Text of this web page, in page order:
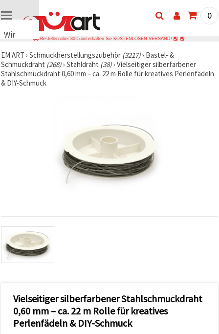
Wir
Cookies
🍪 Wir
verwenden
Cookies
Datenverkehr
zu
analysieren
sowie
relevantere
Inhalte und
Werbung
unserer
Partner für
Analyse
Marketing.
0
Bestellen über 80€ und erhalten Sie KOSTENLOSEN VERSAND!
EM ART › Schmuckherstellungszubehör (3217)› Bastel- &
Schmuckdraht (268)› Stahldraht (38)› Vielseitiger silberfarbener
Stahlschmuckdraht 0,60 mm – ca. 22 m Rolle für kreatives Perlenfädeln
& DIY-Schmuck
Vielseitiger silberfarbener Stahlschmuckdraht
0,60 mm – ca. 22 m Rolle für kreatives
Perlenfädeln & DIY-Schmuck